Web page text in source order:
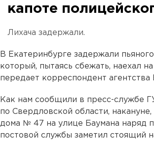
капоте
Лихача задержали.
В Екатеринбурге задержали
который, пытаясь сбежать, наехал
передает корреспондент агентства
Как нам сообщили в пресс-службе
по Свердловской области, накануне,
дома № 47 на улице Баумана наряд
постовой службы заметил стоящий